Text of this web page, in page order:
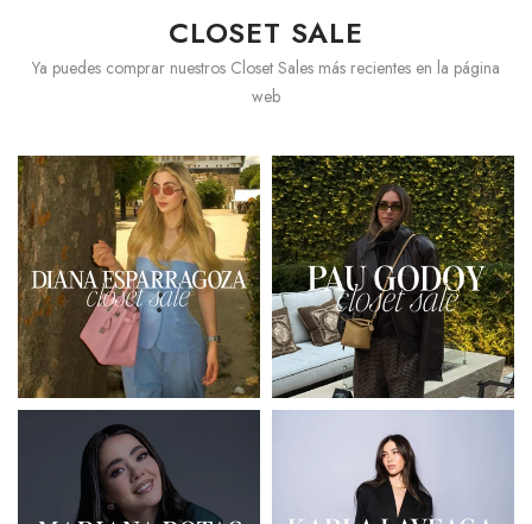
CLOSET SALE
Ya puedes comprar nuestros Closet Sales más recientes en la página
web